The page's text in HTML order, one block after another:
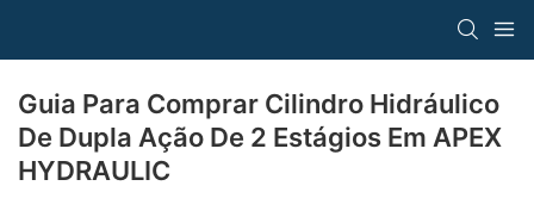
Guia Para Comprar Cilindro Hidráulico
De Dupla Ação De 2 Estágios Em APEX
HYDRAULIC